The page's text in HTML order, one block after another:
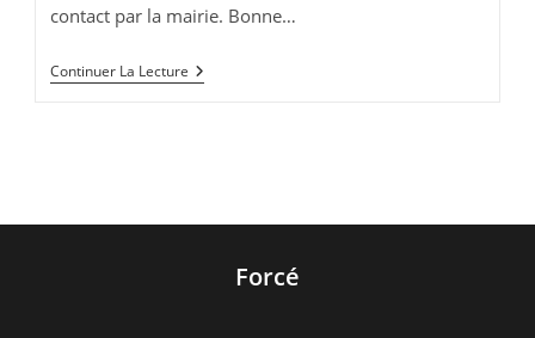
contact par la mairie. Bonne…
Continuer La Lecture Annulation
14eme
Forcé